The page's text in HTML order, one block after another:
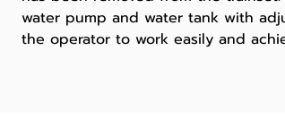
water pump and water tank with
the operator to work easily and